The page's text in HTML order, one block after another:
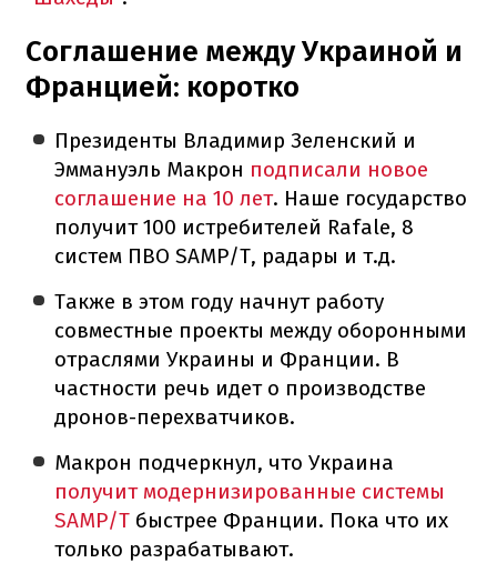
Соглашение между Украиной и
Францией: коротко
Президенты Владимир Зеленский и
Эммануэль Макрон подписали новое
соглашение на 10 лет. Наше государство
получит 100 истребителей Rafale, 8
систем ПВО SAMP/T, радары и т.д.
Также в этом году начнут работу
совместные проекты между оборонными
отраслями Украины и Франции. В
частности речь идет о производстве
дронов-перехватчиков.
Макрон подчеркнул, что Украина
получит модернизированные системы
SAMP/T быстрее Франции. Пока что их
только разрабатывают.